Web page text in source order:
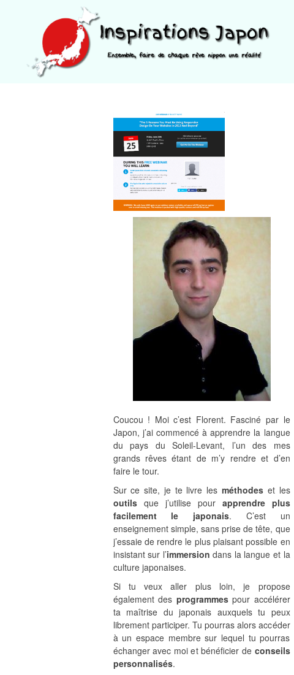
Coucou ! Moi c’est Florent. Fasciné par le
Japon, j’ai commencé à apprendre la langue
du pays du Soleil-Levant, l’un des mes
grands rêves étant de m’y rendre et d’en
faire le tour.
Sur ce site, je te livre les méthodeset les
outilsque j’utilise pour apprendre plus
facilement le japonais. C’est un
enseignement simple, sans prise de tête, que
j’essaie de rendre le plus plaisant possible en
insistant sur l’immersion dans la langue et la
culture japonaises.
Si tu veux aller plus loin, je propose
également des programmespour accélérer
ta maîtrise du japonais auxquels tu peux
librement participer. Tu pourras alors accéder
à un espace membre sur lequel tu pourras
échanger avec moi et bénéficier de conseils
personnalisés.